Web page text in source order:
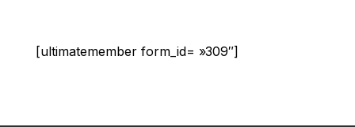
[ultimatemember form_id= »309″]